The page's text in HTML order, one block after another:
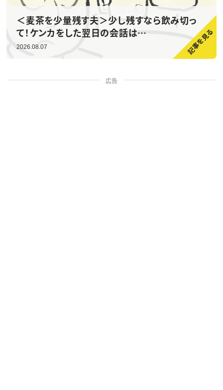
＜麦茶を少量残す夫＞少し残すなら飲み切っ
て！ケンカをした翌日の会話は…
2026.08.07
広告